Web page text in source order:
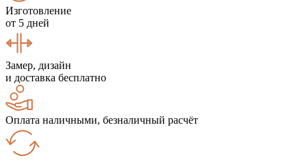
Изготовление
от 5 дней
Замер, дизайн
и доставка бесплатно
Оплата наличными, безналичный расчёт